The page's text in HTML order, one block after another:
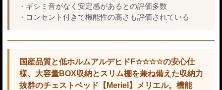
・ギシミ音がなく安定感があるとの評価多数
・コンセント付きで機能性の高さも評価されている
国産品質と低ホルムアルデヒドF☆☆☆☆の安心仕
様、大容量BOX収納とスリム棚を兼ね備えた収納力
抜群のチェストベッド【Meriel】メリエル。機能